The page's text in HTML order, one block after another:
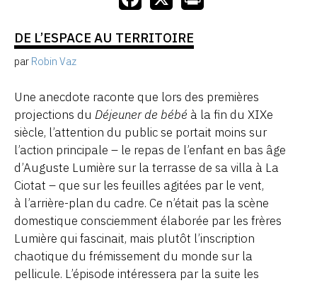
DE L’ESPACE AU TERRITOIRE
par Robin Vaz
Une anecdote raconte que lors des premières
projections du Déjeuner de bébé à la fin du XIXe
siècle, l’attention du public se portait moins sur
l’action principale – le repas de l’enfant en bas âge
d’Auguste Lumière sur la terrasse de sa villa à La
Ciotat – que sur les feuilles agitées par le vent,
à l’arrière-plan du cadre. Ce n’était pas la scène
domestique consciemment élaborée par les frères
Lumière qui fascinait, mais plutôt l’inscription
chaotique du frémissement du monde sur la
pellicule. L’épisode intéressera par la suite les